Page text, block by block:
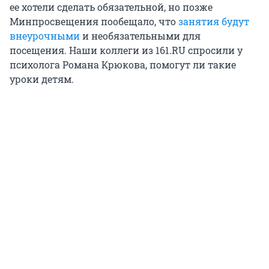
ее хотели сделать обязательной, но позже
Минпросвещения пообещало, чтозанятия будут
внеурочнымии необязательными для
посещения. Наши коллеги из 161.RU спросили у
психолога Романа Крюкова, помогут ли такие
уроки детям.